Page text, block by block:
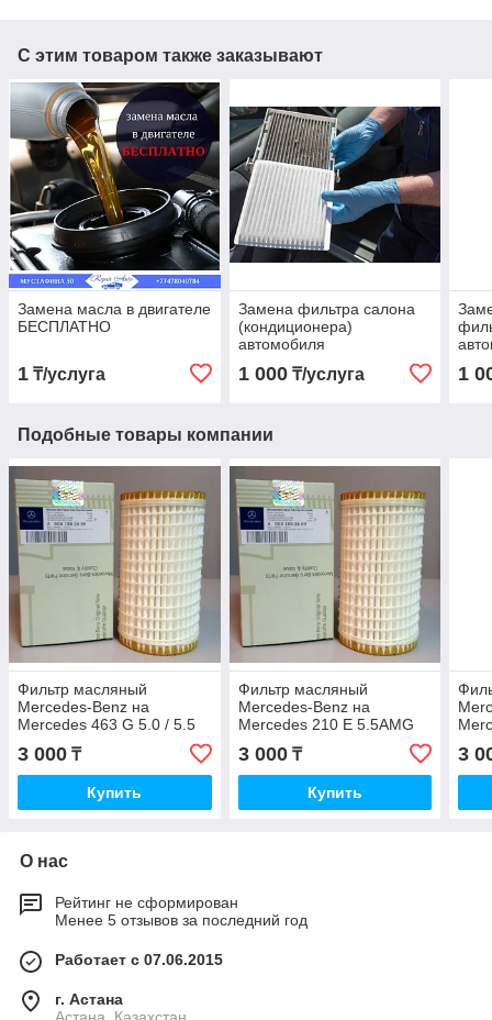
С этим товаром также заказывают
Замена масла в двигателе
БЕСПЛАТНО
1 ₸/услуга
Замена фильтра салона
(кондиционера)
автомобиля
1 000₸/услуга 1
Подобные товары компании
Фильтр масляный
Mercedes-Benz на
Mercedes 463 G 5.0 / 5.5
3 000 ₸
Купить
Фильтр масляный
Mercedes-Benz на
Mercedes 210 E 5.5AMG
3 000₸
Купить
3
О нас
Рейтинг не сформирован
Менее 5 отзывов за последний год
Работает с 07.06.2015
г. Астана